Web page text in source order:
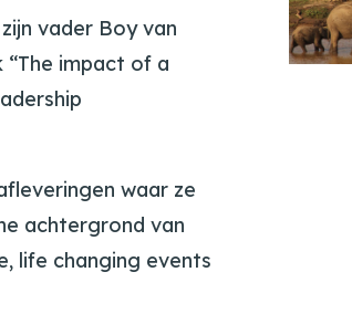
vader Boy van
impact of a
waar ze
achtergrond van
life changing events